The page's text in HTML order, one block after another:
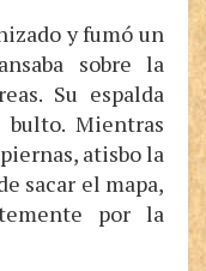
y fumó un
sobre la
Su espalda
Mientras
atisbo la
sacar el mapa,
por la